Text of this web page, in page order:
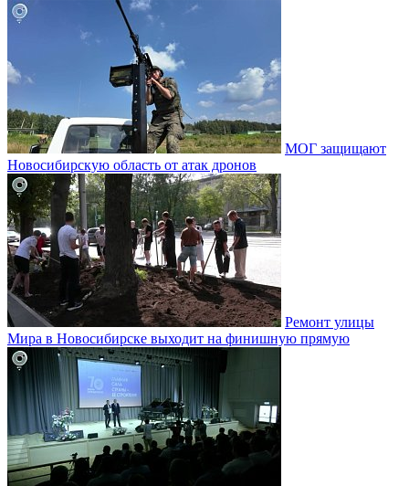
МОГ защищают
Новосибирскую область от атак дронов
Ремонт улицы
Мира в Новосибирске выходит на финишную прямую